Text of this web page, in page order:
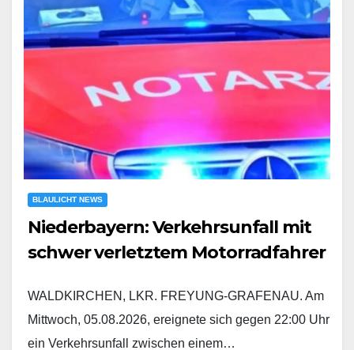
BLAULICHT NEWS
Niederbayern: Verkehrsunfall mit
schwer verletztem Motorradfahrer
WALDKIRCHEN, LKR. FREYUNG-GRAFENAU. Am
Mittwoch, 05.08.2026, ereignete sich gegen 22:00 Uhr
ein Verkehrsunfall zwischen einem…